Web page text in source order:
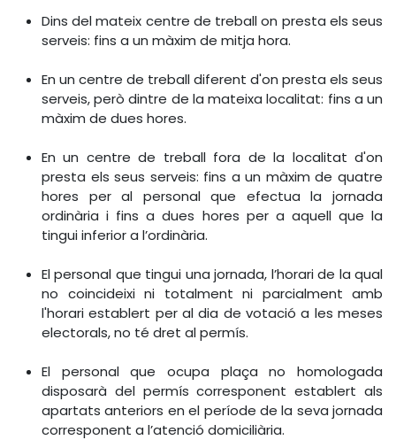
Dins del mateix centre de treball on presta els seus
serveis: fins a un màxim de mitja hora.
En un centre de treball diferent d'on presta els seus
serveis, però dintre de la mateixa localitat: fins a un
màxim de dues hores.
En un centre de treball fora de la localitat d'on
presta els seus serveis: fins a un màxim de quatre
hores per al personal que efectua la jornada
ordinària i fins a dues hores per a aquell que la
tingui inferior a l’ordinària.
El personal que tingui una jornada, l’horari de la qual
no coincideixi ni totalment ni parcialment amb
l'horari establert per al dia de votació a les meses
electorals, no té dret al permís.
El personal que ocupa plaça no homologada
disposarà del permís corresponent establert als
apartats anteriors en el període de la seva jornada
corresponent a l’atenció domiciliària.